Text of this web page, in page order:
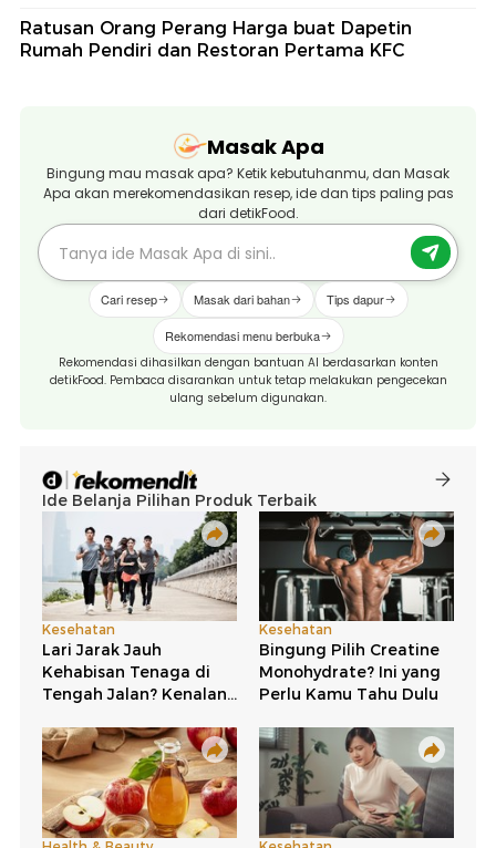
Ratusan Orang Perang Harga buat Dapetin
Rumah Pendiri dan Restoran Pertama KFC
Masak Apa
Bingung mau masak apa? Ketik kebutuhanmu, dan Masak
Apa akan merekomendasikan resep, ide dan tips paling pas
dari detikFood.
Cari resep Masak dari bahan Tips dapur
Rekomendasi menu berbuka
Rekomendasi dihasilkan dengan bantuan AI berdasarkan konten
detikFood. Pembaca disarankan untuk tetap melakukan pengecekan
ulang sebelum digunakan.